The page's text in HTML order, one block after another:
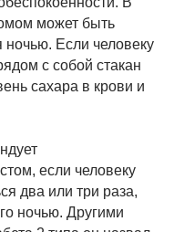
может быть
Если человеку
с собой стакан
сахара в крови и
если человеку
два или три раза,
ночью. Другими